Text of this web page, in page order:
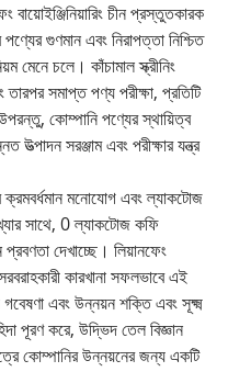
বায়োইঞ্জিনিয়ারিং চীন প্রস্তুতকারক
গুণমান এবং নিরাপত্তা নিশ্চিত
মেনে চলে। কাঁচামাল স্ক্রীনিং
তারপর সমাপ্ত পণ্য পরীক্ষা, প্রতিটি
কোম্পানি পণ্যের স্থায়িত্ব
উত্পাদন সরঞ্জাম এবং পরীক্ষার যন্ত্র
ক্রমবর্ধমান মনোযোগ এবং ল্যাকটোজ
সাথে, 0 ল্যাকটোজ কফি
প্রবণতা দেখাচ্ছে। লিয়ানফেং
কারখানা সফলভাবে এই
এবং উন্নয়ন শক্তি এবং সূক্ষ্ম
পূরণ করে, উদ্ভিদ তেল বিজ্ঞান
কোম্পানির উন্নয়নের জন্য একটি